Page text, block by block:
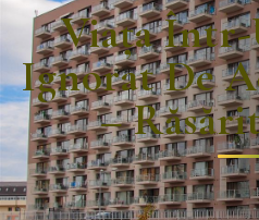
Viața Într-
Ignorat De
–